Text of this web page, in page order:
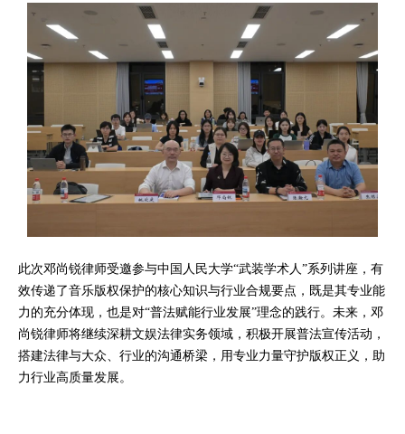
此次邓尚锐律师受邀参与中国人民大学“武装学术人”系列讲座，有
效传递了音乐版权保护的核心知识与行业合规要点，既是其专业能
力的充分体现，也是对“普法赋能行业发展”理念的践行。未来，邓
尚锐律师将继续深耕文娱法律实务领域，积极开展普法宣传活动，
搭建法律与大众、行业的沟通桥梁，用专业力量守护版权正义，助
力行业高质量发展。